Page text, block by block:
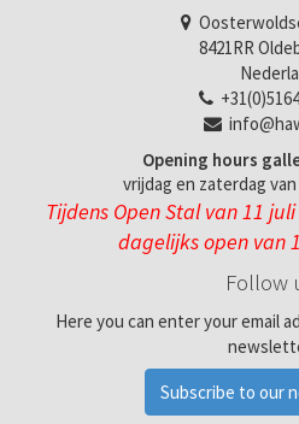
8421RR
Opening hours
vrijdag en zaterdag van
Tijdens Open Stal van 11
dagelijks open van
Follow
Here you can enter your email
Subscribe to our